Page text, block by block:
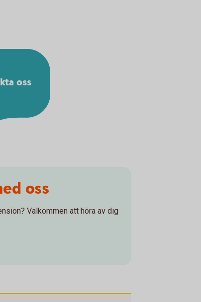
oss
oss
Välkommen att höra av dig